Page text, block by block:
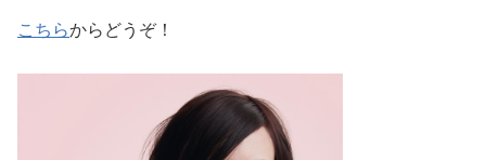
こちらからどうぞ！